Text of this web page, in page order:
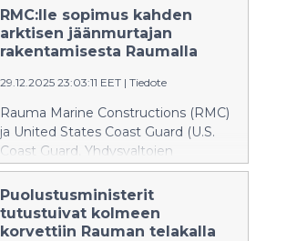
Laivue 2020 -hankkeen neljännen
monitoimikorvetin tuotanto
käynnistyi ja kolmannen köli
kaikki neljä Pohjanmaa-luokan
monitoimikorvettia ovat rakenteilla
RMC:n telakalla samanaikaisesti.
Lisäksi valmistelut etenevät
vauhdilla Yhdysvalloille
rakentamiseksi.
RMC:lle sopimus kahden
arktisen jäänmurtajan
rakentamisesta Raumalla
29.12.2025 23:03:11 EET | Tiedote
Rauma Marine Constructions (RMC)
ja United States Coast Guard (U.S.
Coast Guard, Yhdysvaltojen
rannikkovartiosto) ovat solmineet
sopimuksen kahden keskikokoisen
jäänmurtajan, Arctic Security Cutter
(ASC), rakentamisesta Rauman
Puolustusministerit
tutustuivat kolmeen
korvettiin Rauman telakalla